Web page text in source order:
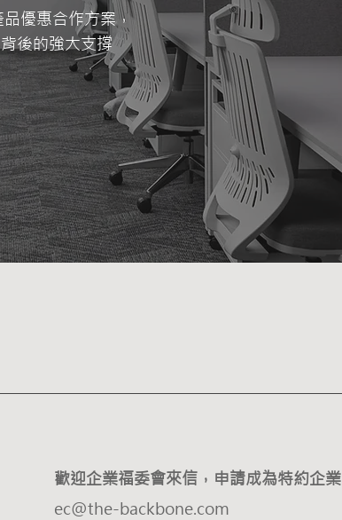
優惠合作方案，
後的強大支撐
歡迎企業福委會來信，申請成為特約企業
ec@the-backbone.com